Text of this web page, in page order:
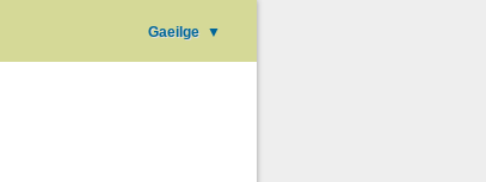
Gaeilge ▼